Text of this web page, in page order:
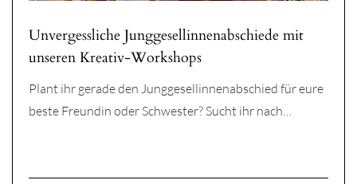
Unvergessliche Junggesellinnenabschiede mit
unseren Kreativ-Workshops
Plant ihr gerade den Junggesellinnenabschied für eure
beste Freundin oder Schwester? Sucht ihr nach…